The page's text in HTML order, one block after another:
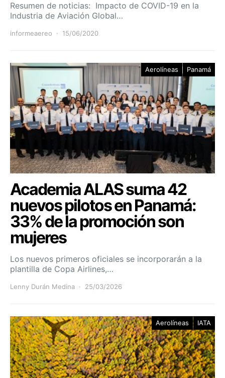
Resumen de noticias: Impacto de COVID-19 en la
Industria de Aviación Global…
informeaereo 15/06/2020
Aerolíneas Panamá
Academia ALAS suma 42
nuevos pilotos en Panamá:
33% de la promoción son
mujeres
Los nuevos primeros oficiales se incorporarán a la
plantilla de Copa Airlines,…
Lenny Durán Medina 25/03/2026
Aerolíneas IATA